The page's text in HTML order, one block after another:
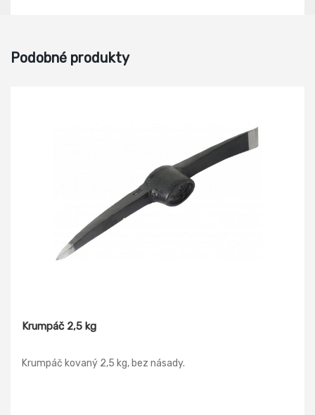
Podobné produkty
Krumpáč 2,5 kg
Krumpáč kovaný 2,5 kg, bez násady.